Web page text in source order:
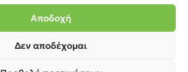
Αποδοχή
Δεν αποδέχομαι